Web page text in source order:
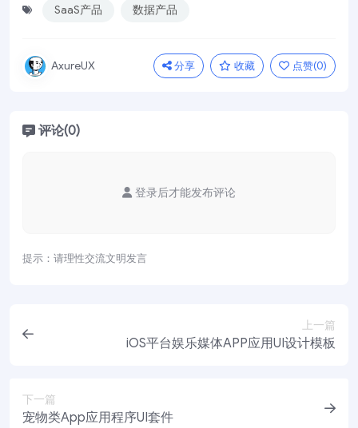
SaaS产品 数据产品
AxureUX 分享 收藏 点赞(0)
评论(0)
提示：请理性交流文明发言
登录后才能发布评论
上一篇
iOS平台娱乐媒体APP应用UI设计模板
下一篇
宠物类App应用程序UI套件